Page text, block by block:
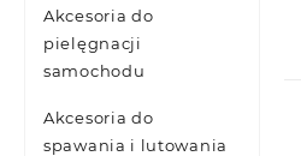
Akcesoria do
pielęgnacji
samochodu
Akcesoria do
spawania i lutowania